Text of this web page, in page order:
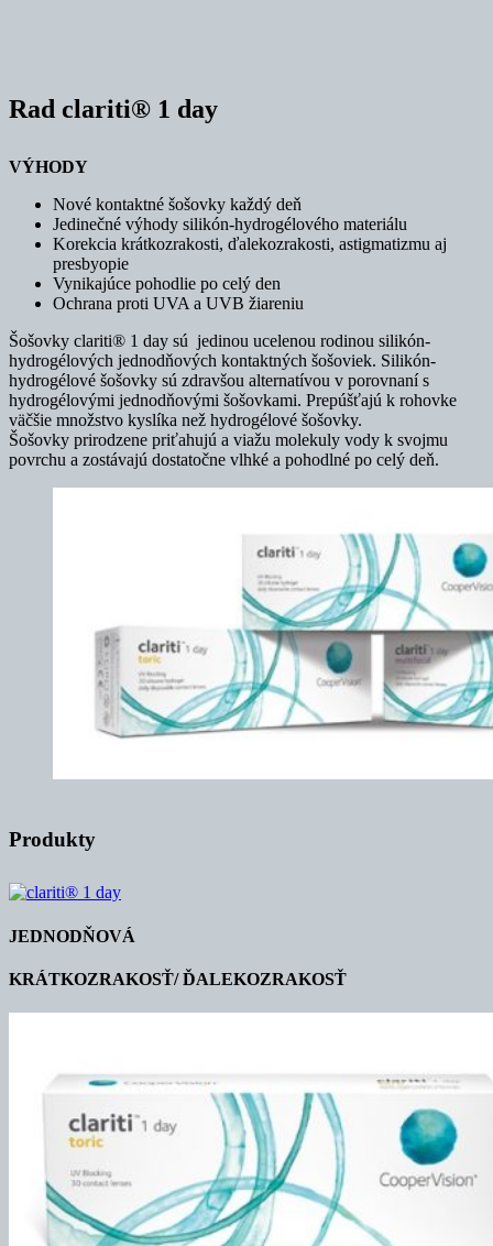
Rad clariti® 1 day
VÝHODY
Nové kontaktné šošovky každý deň
Jedinečné výhody silikón-hydrogélového materiálu
Korekcia krátkozrakosti, ďalekozrakosti, astigmatizmu aj
presbyopie
Vynikajúce pohodlie po celý den
Ochrana proti UVA a UVB žiareniu
Šošovky clariti® 1 day sú jedinou ucelenou rodinou silikón-
hydrogélových jednodňových kontaktných šošoviek. Silikón-
hydrogélové šošovky sú zdravšou alternatívou v porovnaní s
hydrogélovými jednodňovými šošovkami. Prepúšťajú k rohovke
väčšie množstvo kyslíka než hydrogélové šošovky.
Šošovky prirodzene priťahujú a viažu molekuly vody k svojmu
povrchu a zostávajú dostatočne vlhké a pohodlné po celý deň.
Produkty
JEDNODŇOVÁ
KRÁTKOZRAKOSŤ/ ĎALEKOZRAKOSŤ